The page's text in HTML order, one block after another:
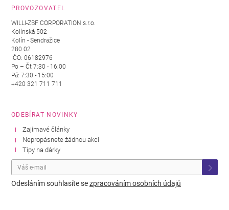
PROVOZOVATEL
WILLI-ZBF CORPORATION s.r.o.
Kolínská 502
Kolín - Sendražice
280 02
IČO: 06182976
Po – Čt 7:30 - 16:00
Pá: 7:30 - 15:00
+420 321 711 711
ODEBÍRAT NOVINKY
Zajímavé články
Nepropásnete žádnou akci
Tipy na dárky
Odesláním souhlasíte sezpracováním osobních údajů